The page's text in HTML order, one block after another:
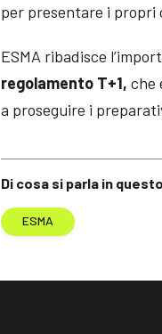
Di cosa si parla in
ESMA
per presentare i propri
ESMA ribadisce
regolamento T+1, che
a proseguire i